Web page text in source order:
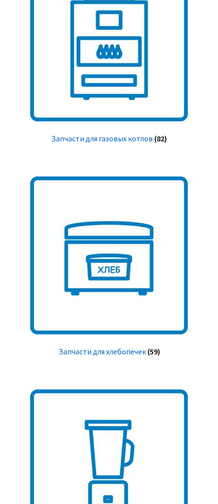
Запчасти для газовых котлов (82)
Запчасти для хлебопечек (59)